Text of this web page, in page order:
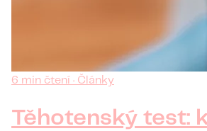
6 min čtení · Články
Těhotenský test: